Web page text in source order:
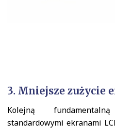
3. Mniejsze zużycie
Kolejną
standardowymi ekranami